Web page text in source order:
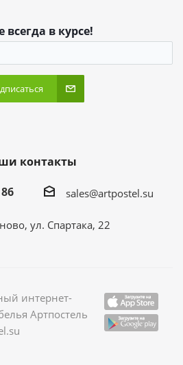
всегда в курсе!
контакты
sales@artpostel.su
ул. Спартака, 22
интернет-
Артпостель